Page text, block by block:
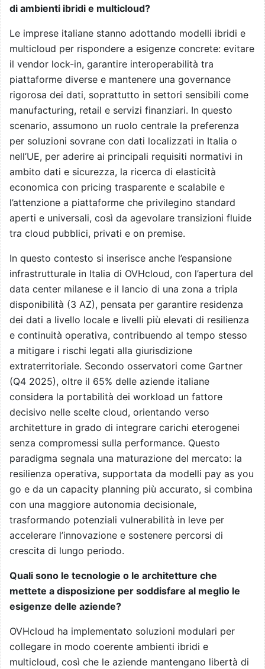
di ambienti ibridi e multicloud?
Le imprese italiane stanno adottando modelli ibridi e
multicloud per rispondere a esigenze concrete: evitare
il vendor lock-in, garantire interoperabilità tra
piattaforme diverse e mantenere una governance
rigorosa dei dati, soprattutto in settori sensibili come
manufacturing, retail e servizi finanziari. In questo
scenario, assumono un ruolo centrale la preferenza
per soluzioni sovrane con dati localizzati in Italia o
nell’UE, per aderire ai principali requisiti normativi in
ambito dati e sicurezza, la ricerca di elasticità
economica con pricing trasparente e scalabile e
l’attenzione a piattaforme che privilegino standard
aperti e universali, così da agevolare transizioni fluide
tra cloud pubblici, privati e on premise.
In questo contesto si inserisce anche l’espansione
infrastrutturale in Italia di OVHcloud, con l’apertura del
data center milanese e il lancio di una zona a tripla
disponibilità (3 AZ), pensata per garantire residenza
dei dati a livello locale e livelli più elevati di resilienza
e continuità operativa, contribuendo al tempo stesso
a mitigare i rischi legati alla giurisdizione
extraterritoriale. Secondo osservatori come Gartner
(Q4 2025), oltre il 65% delle aziende italiane
considera la portabilità dei workload un fattore
decisivo nelle scelte cloud, orientando verso
architetture in grado di integrare carichi eterogenei
senza compromessi sulla performance. Questo
paradigma segnala una maturazione del mercato: la
resilienza operativa, supportata da modelli pay as you
go e da un capacity planning più accurato, si combina
con una maggiore autonomia decisionale,
trasformando potenziali vulnerabilità in leve per
accelerare l’innovazione e sostenere percorsi di
crescita di lungo periodo.
Quali sono le tecnologie o le architetture che
mettete a disposizione per soddisfare al meglio le
esigenze delle aziende?
OVHcloud ha implementato soluzioni modulari per
collegare in modo coerente ambienti ibridi e
multicloud, così che le aziende mantengano libertà di